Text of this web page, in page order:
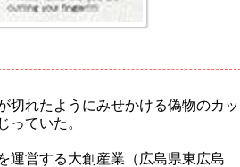
れたようにみせかける偽物のカッ
っていた。
営する大創産業（広島県東広島